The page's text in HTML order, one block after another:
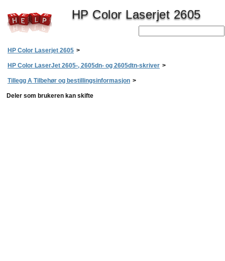
HP Color Laserjet 2605
HP Color Laserjet 2605 >
HP Color LaserJet 2605-, 2605dn- og 2605dtn-skriver >
Tillegg A Tilbehør og bestillingsinformasjon >
Deler som brukeren kan skifte